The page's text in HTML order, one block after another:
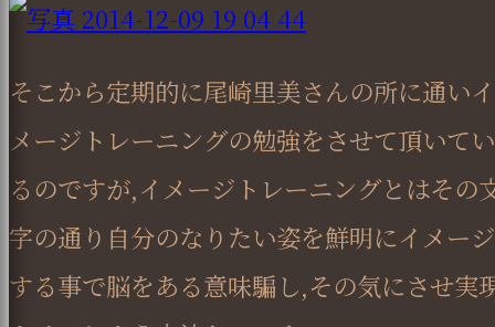
そこから定期的に尾崎里美さんの所に通いイ
メージトレーニングの勉強をさせて頂いてい
るのですが,イメージトレーニングとはその
字の通り自分のなりたい姿を鮮明にイメージ
する事で脳をある意味騙し,その気にさせ実